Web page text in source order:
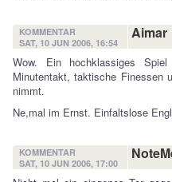
KOMMENTAR
SAT, 10 JUN 2006, 16:54
Aimar
Wow. Ein hochklassiges
Minutentakt, taktische Finessen
nimmt.
Ne,mal im Ernst. Einfaltslose
KOMMENTAR
SAT, 10 JUN 2006, 17:00